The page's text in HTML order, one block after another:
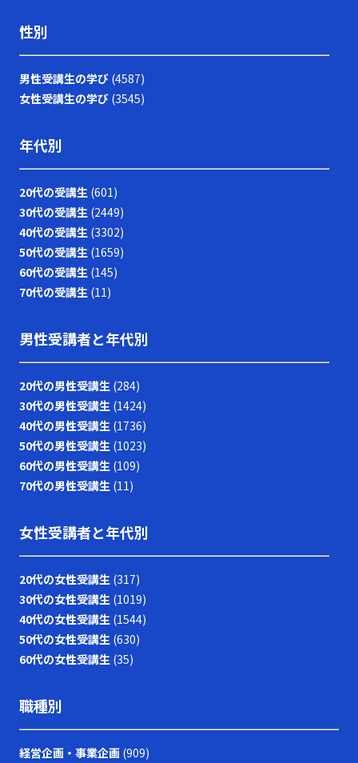
性別
男性受講生の学び (4587)
女性受講生の学び (3545)
年代別
20代の受講生 (601)
30代の受講生 (2449)
40代の受講生 (3302)
50代の受講生 (1659)
60代の受講生 (145)
70代の受講生 (11)
男性受講者と年代別
20代の男性受講生 (284)
30代の男性受講生 (1424)
40代の男性受講生 (1736)
50代の男性受講生 (1023)
60代の男性受講生 (109)
70代の男性受講生 (11)
女性受講者と年代別
20代の女性受講生 (317)
30代の女性受講生 (1019)
40代の女性受講生 (1544)
50代の女性受講生 (630)
60代の女性受講生 (35)
職種別
経営企画・事業企画 (909)